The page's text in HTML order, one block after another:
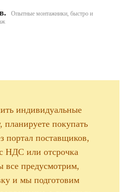
Опытные монтажники, быстро и
индивидуальные
планируете покупать
портал поставщиков,
НДС или отсрочка
предусмотрим,
и мы подготовим